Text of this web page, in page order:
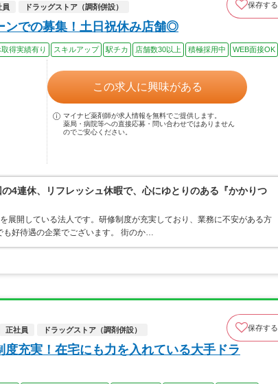
員 ドラッグストア（調剤併設） 保存する
ンでの募集！土日祝休み店舗◎
得実績有り スキルアップ 駅チカ 店舗数30以上 積極採用中 WEB面接OK
この求人に興味がある
マイナビ薬剤師が求人情報を無料でご提供します。
薬局・病院等への直接応募・問い合わせではありません
のでご安心ください。
4連休、リフレッシュ休暇で、心にゆとりのある『かかりつ
展開している法人です。研修制度が充実しており、業務に不安がある方
も好待遇の企業でございます。 街のか…
正社員 ドラッグストア（調剤併設） 保存する
度充実！在宅にも力を入れている大手ドラ